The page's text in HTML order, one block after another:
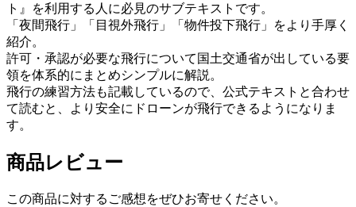
ト』を利用する人に必見のサブテキストです。
「夜間飛行」「目視外飛行」「物件投下飛行」をより手厚く
紹介。
許可・承認が必要な飛行について国土交通省が出している要
領を体系的にまとめシンプルに解説。
飛行の練習方法も記載しているので、公式テキストと合わせ
て読むと、より安全にドローンが飛行できるようになりま
す。
商品レビュー
この商品に対するご感想をぜひお寄せください。